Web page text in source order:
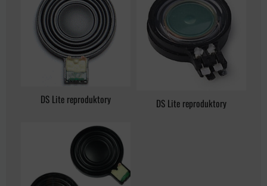
DS Lite reproduktory DS Lite reproduktory